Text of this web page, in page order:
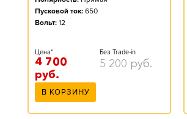
Пусковой ток: 650
Вольт: 12
Цена*
4 700
руб.
Без Trade-in
5 200 руб.
В КОРЗИНУ